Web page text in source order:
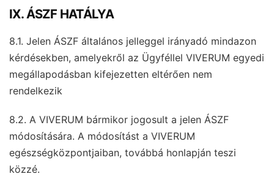
IX. ÁSZF HATÁLYA
8.1. Jelen ÁSZF általános jelleggel irányadó mindazon
kérdésekben, amelyekről az Ügyféllel VIVERUM egyedi
megállapodásban kifejezetten eltérően nem
rendelkezik
8.2. A VIVERUM bármikor jogosult a jelen ÁSZF
módosítására. A módosítást a VIVERUM
egészségközpontjaiban, továbbá honlapján teszi
közzé.